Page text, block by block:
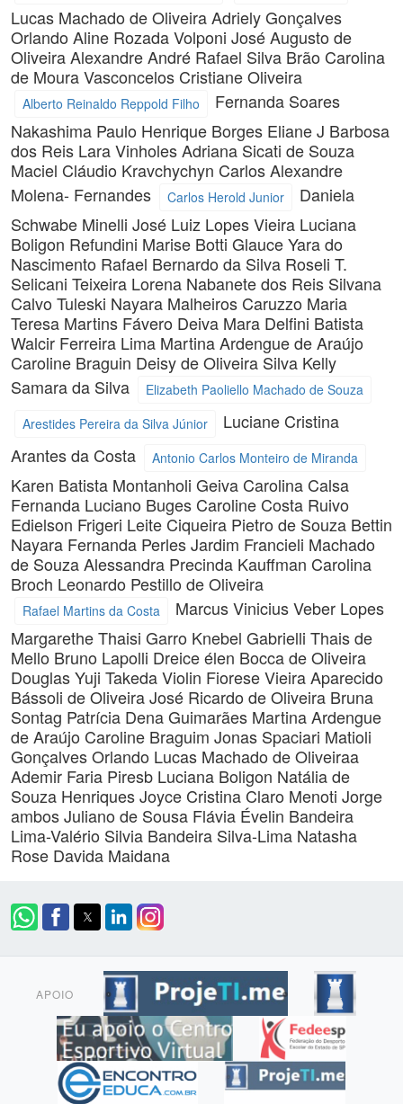
Lucas Machado de OliveiraAdriely Gonçalves
Orlando Aline Rozada Volponi José Augusto de
Oliveira AlexandreAndré Rafael Silva Brão Carolina
de Moura Vasconcelos Cristiane Oliveira
Alberto Reinaldo Reppold Filho
Fernanda Soares
Nakashima Paulo Henrique Borges Eliane J Barbosa
dos Reis Lara VinholesAdriana Sicati de Souza
Maciel Cláudio Kravchychyn Carlos Alexandre
Molena- Fernandes
Carlos Herold Junior
Daniela
Schwabe Minelli José Luiz Lopes Vieira Luciana
Boligon Refundini Marise Botti Glauce Yara do
Nascimento Rafael Bernardo da Silva Roseli T.
Selicani Teixeira Lorena Nabanete dos Reis Silvana
Calvo Tuleski Nayara Malheiros Caruzzo Maria
Teresa Martins Fávero Deiva Mara Delfini Batista
Walcir Ferreira Lima Martina Ardengue de Araújo
Caroline Braguin Deisy de Oliveira Silva Kelly
Samara da Silva
Elizabeth Paoliello Machado de Souza
Arestides Pereira da Silva Júnior
Luciane Cristina
Arantes da Costa
Antonio Carlos Monteiro de Miranda
Karen Batista Montanholi Geiva Carolina Calsa
Fernanda Luciano Buges Caroline Costa Ruivo
Edielson Frigeri Leite Ciqueira Pietro de Souza Bettin
Nayara Fernanda Perles Jardim Francieli Machado
de SouzaAlessandra Precinda Kauffman Carolina
Broch Leonardo Pestillo de Oliveira
Rafael Martins da Costa
Marcus Vinicius Veber Lopes
Margarethe Thaisi Garro Knebel Gabrielli Thais de
Mello Bruno Lapolli Dreice élen Bocca de Oliveira
Douglas Yuji Takeda Violin Fiorese VieiraAparecido
Bássoli de OliveiraJosé Ricardo de Oliveira Bruna
Sontag Patrícia Dena Guimarães Martina Ardengue
de Araújo Caroline Braguim Jonas Spaciari Matioli
Gonçalves Orlando Lucas Machado de Oliveiraa
Ademir Faria Piresb Luciana Boligon Natália de
Souza HenriquesJoyce Cristina Claro Menoti Jorge
ambosJuliano de Sousa Flávia Évelin Bandeira
Lima-Valério Silvia Bandeira Silva-Lima Natasha
Rose Davida Maidana
APOIO